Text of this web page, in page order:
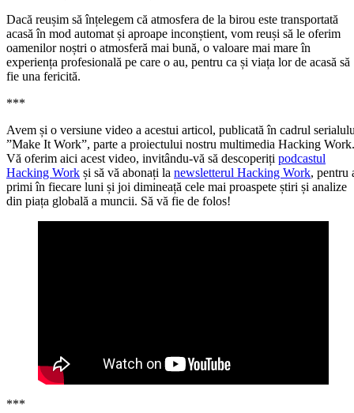
Dacă reușim să înțelegem că atmosfera de la birou este transportată
acasă în mod automat și aproape inconștient, vom reuși să le oferim
oamenilor noștri o atmosferă mai bună, o valoare mai mare în
experiența profesională pe care o au, pentru ca și viața lor de acasă să
fie una fericită.
***
Avem și o versiune video a acestui articol, publicată în cadrul
”Make It Work”, parte a proiectului nostru multimedia Hacking Work.
Vă oferim aici acest video, invitându-vă să descoperiți podcastul
Hacking Work și să vă abonați la newsletterul Hacking Work, pentru
primi în fiecare luni și joi dimineață cele mai proaspete știri și analize
din piața globală a muncii. Să vă fie de folos!
***